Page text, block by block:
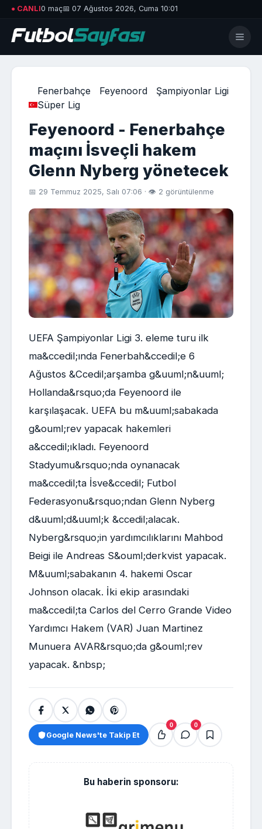
● CANLI0 maç📅 07 Ağustos 2026, Cuma 10:01
Fenerbahçe Feyenoord
Şampiyonlar Ligi
Süper Lig
Feyenoord - Fenerbahçe
maçını İsveçli hakem
Glenn Nyberg yönetecek
📅 29 Temmuz 2025, Salı 07:06 · 👁 2 görüntülenme
UEFA Şampiyonlar Ligi 3. eleme turu ilk
ma&ccedil;ında Fenerbah&ccedil;e 6
Ağustos &Ccedil;arşamba g&uuml;n&uuml;
Hollanda&rsquo;da Feyenoord ile
karşılaşacak. UEFA bu m&uuml;sabakada
g&ouml;rev yapacak hakemleri
a&ccedil;ıkladı. Feyenoord
Stadyumu&rsquo;nda oynanacak
ma&ccedil;ta İsve&ccedil; Futbol
Federasyonu&rsquo;ndan Glenn Nyberg
d&uuml;d&uuml;k &ccedil;alacak.
Nyberg&rsquo;in yardımcılıklarını Mahbod
Beigi ile Andreas S&ouml;derkvist yapacak.
M&uuml;sabakanın 4. hakemi Oscar
Johnson olacak. İki ekip arasındaki
ma&ccedil;ta Carlos del Cerro Grande Video
Yardımcı Hakem (VAR) Juan Martinez
Munuera AVAR&rsquo;da g&ouml;rev
yapacak. &nbsp;
Google News'te Takip Et
0 0
Bu haberin sponsoru: